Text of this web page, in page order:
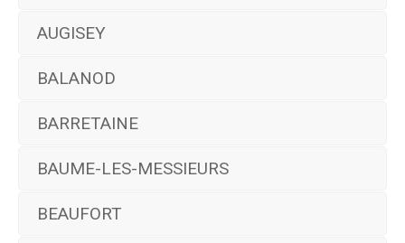
AUGISEY
BALANOD
BARRETAINE
BAUME-LES-MESSIEURS
BEAUFORT